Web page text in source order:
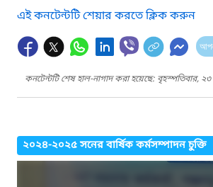
এই কনটেন্টটি শেয়ার করতে ক্লিক করুন
কনটেন্টটি শেষ হাল-নাগাদ করা হয়েছে: বৃহস্পতিবার,
২০২৪-২০২৫ সনের বার্ষিক কর্মসম্পাদন চুক্তি